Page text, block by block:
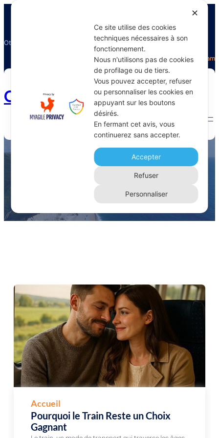
Otectours, le spécialiste du voyage
FacebookTwitterInstagram
Otectours.com
temps de trajet train
Home
Accueil
Pourquoi le Train Reste un Choix
Gagnant
✕
Ce site utilise des cookies
techniques nécessaires à son
fonctionnement.
Nous n'utilisons pas de cookies
de profilage ou de tiers.
Vous pouvez accepter, refuser
ou personnaliser les cookies en
appuyant sur les boutons
désirés.
En fermant cet avis, vous
continuerez sans accepter.
Accepter
Refuser
Personnaliser